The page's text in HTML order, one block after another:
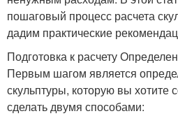
пошаговый процесс расчета
дадим практические
Подготовка к расчету
Первым шагом является
скульптуры, которую вы хотите
сделать двумя способами: